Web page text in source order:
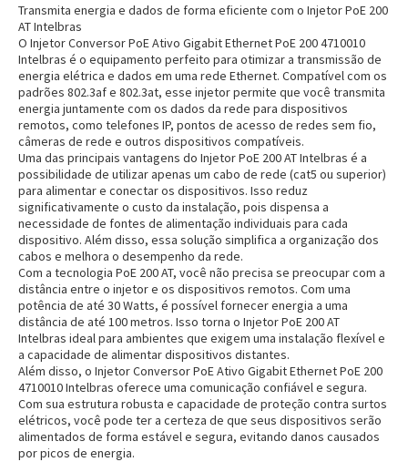
Transmita energia e dados de forma eficiente com o Injetor PoE 200
AT Intelbras
O Injetor Conversor PoE Ativo Gigabit Ethernet PoE 200 4710010
Intelbras é o equipamento perfeito para otimizar a transmissão de
energia elétrica e dados em uma rede Ethernet. Compatível com os
padrões 802.3af e 802.3at, esse injetor permite que você transmita
energia juntamente com os dados da rede para dispositivos
remotos, como telefones IP, pontos de acesso de redes sem fio,
câmeras de rede e outros dispositivos compatíveis.
Uma das principais vantagens do Injetor PoE 200 AT Intelbras é a
possibilidade de utilizar apenas um cabo de rede (cat5 ou superior)
para alimentar e conectar os dispositivos. Isso reduz
significativamente o custo da instalação, pois dispensa a
necessidade de fontes de alimentação individuais para cada
dispositivo. Além disso, essa solução simplifica a organização dos
cabos e melhora o desempenho da rede.
Com a tecnologia PoE 200 AT, você não precisa se preocupar com a
distância entre o injetor e os dispositivos remotos. Com uma
potência de até 30 Watts, é possível fornecer energia a uma
distância de até 100 metros. Isso torna o Injetor PoE 200 AT
Intelbras ideal para ambientes que exigem uma instalação flexível e
a capacidade de alimentar dispositivos distantes.
Além disso, o Injetor Conversor PoE Ativo Gigabit Ethernet PoE 200
4710010 Intelbras oferece uma comunicação confiável e segura.
Com sua estrutura robusta e capacidade de proteção contra surtos
elétricos, você pode ter a certeza de que seus dispositivos serão
alimentados de forma estável e segura, evitando danos causados
por picos de energia.